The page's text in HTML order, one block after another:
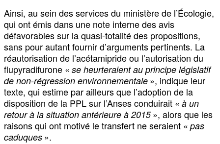
Ainsi, au sein des services du ministère de l’Écologie,
qui ont émis dans une note interne des avis
défavorables sur la quasi-totalité des propositions,
sans pour autant fournir d’arguments pertinents. La
réautorisation de l’acétamipride ou l’autorisation du
flupyradifurone « se heurteraient au principe législatif
de non-régression environnementale », indique leur
texte, qui estime par ailleurs que l’adoption de la
disposition de la PPL sur l’Anses conduirait « à un
retour à la situation antérieure à 2015», alors que les
raisons qui ont motivé le transfert ne seraient « pas
caduques ».